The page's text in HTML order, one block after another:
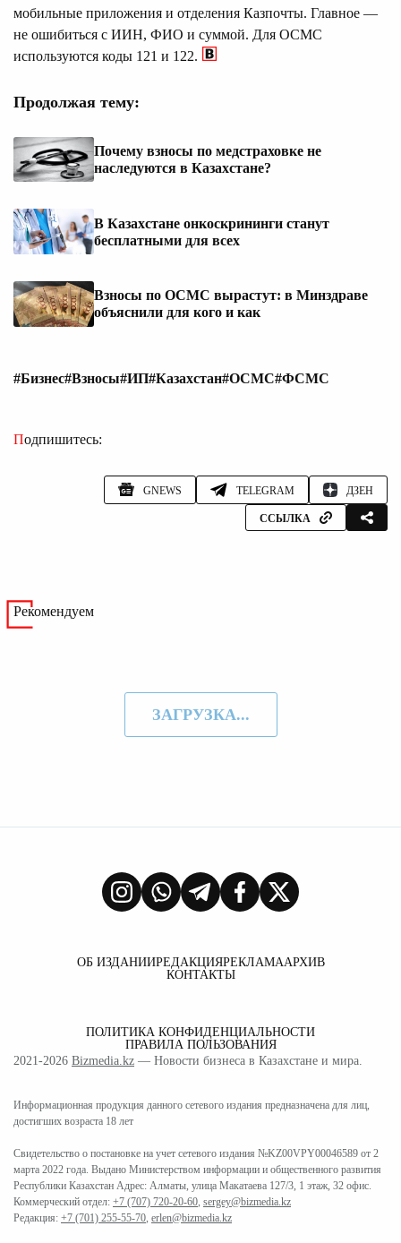
мобильные приложения и отделения Казпочты. Главное —
не ошибиться с ИИН, ФИО и суммой. Для ОСМС
используются коды 121 и 122.
Продолжая тему:
Почему взносы по медстраховке не
наследуются в Казахстане?
В Казахстане онкоскрининги станут
бесплатными для всех
Взносы по ОСМС вырастут: в Минздраве
объяснили для кого и как
#Бизнес#Взносы#ИП#Казахстан#ОСМС#ФСМС
Подпишитесь:
GNEWS TELEGRAM ДЗЕН
ССЫЛКА
Рекомендуем
ЗАГРУЗКА...
ОБ ИЗДАНИИРЕДАКЦИЯРЕКЛАМААРХИВ
КОНТАКТЫ
ПОЛИТИКА КОНФИДЕНЦИАЛЬНОСТИ
ПРАВИЛА ПОЛЬЗОВАНИЯ
2021-2026 Bizmedia.kz — Новости бизнеса в Казахстане и мира.
Информационная продукция данного сетевого издания предназначена для лиц,
достигших возраста 18 лет
Свидетельство о постановке на учет сетевого издания №KZ00VPY00046589 от 2
марта 2022 года. Выдано Министерством информации и общественного развития
Республики Казахстан Адрес: Алматы, улица Макатаева 127/3, 1 этаж, 32 офис.
Коммерческий отдел: +7 (707) 720-20-60 sergey@bizmedia.kz
Редакция: +7 (701) 255-55-70 erlen@bizmedia.kz